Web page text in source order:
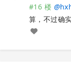
#16 楼 @
算，不过确